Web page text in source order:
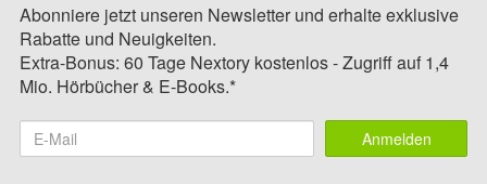
Abonniere jetzt unseren Newsletter und erhalte exklusive
Rabatte und Neuigkeiten.
Extra-Bonus: 60 Tage Nextory kostenlos - Zugriff auf 1,4
Mio. Hörbücher & E-Books.*
Anmelden